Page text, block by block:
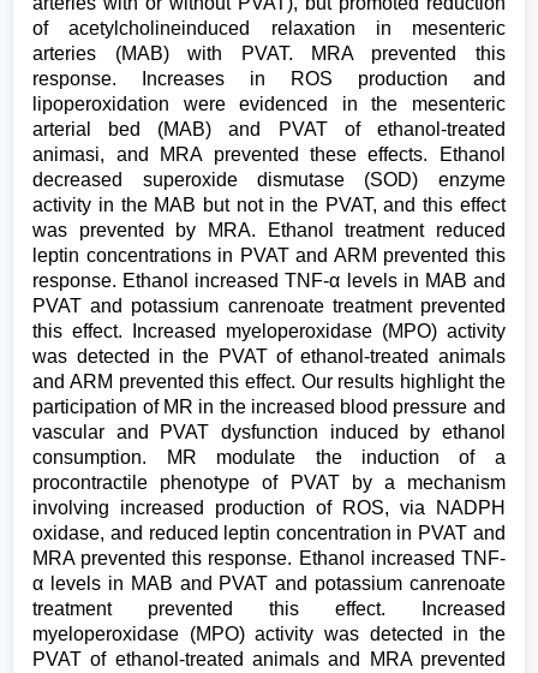
of acetylcholineinduced relaxation in mesenteric
arteries (MAB) with PVAT. MRA prevented this
response. Increases in ROS production and
lipoperoxidation were evidenced in the mesenteric
arterial bed (MAB) and PVAT of ethanol-treated
animasi, and MRA prevented these effects. Ethanol
decreased superoxide dismutase (SOD) enzyme
activity in the MAB but not in the PVAT, and this effect
was prevented by MRA. Ethanol treatment reduced
leptin concentrations in PVAT and ARM prevented this
response. Ethanol increased TNF-α levels in MAB and
PVAT and potassium canrenoate treatment prevented
this effect. Increased myeloperoxidase (MPO) activity
was detected in the PVAT of ethanol-treated animals
and ARM prevented this effect. Our results highlight the
participation of MR in the increased blood pressure and
vascular and PVAT dysfunction induced by ethanol
consumption. MR modulate the induction of a
procontractile phenotype of PVAT by a mechanism
involving increased production of ROS, via NADPH
oxidase, and reduced leptin concentration in PVAT and
MRA prevented this response. Ethanol increased TNF-
α levels in MAB and PVAT and potassium canrenoate
treatment prevented this effect. Increased
myeloperoxidase (MPO) activity was detected in the
PVAT of ethanol-treated animals and MRA prevented